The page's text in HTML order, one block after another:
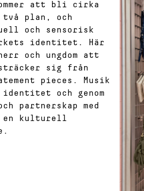
att bli cirka
två plan, och
och sensorisk
identitet. Här
och ungdom att
sig från
pieces. Musik
identitet och genom
partnerskap med
en kulturell